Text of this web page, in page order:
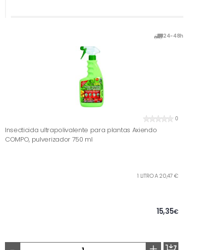
24-48h
0
Insecticida ultrapolivalente para plantas Axiendo
COMPO, pulverizador 750 ml
1 LITRO A 20,47 €
15,35€